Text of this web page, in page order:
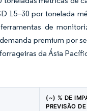
15–30 por tonelada
de
premium por
da Ásia
(~) % DE
PREVISÃO